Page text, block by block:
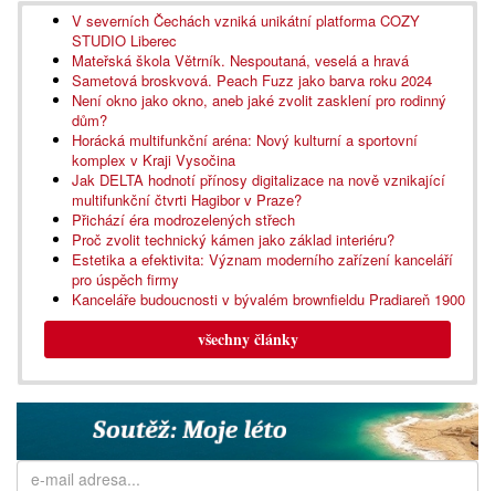
V severních Čechách vzniká unikátní platforma COZY
STUDIO Liberec
Mateřská škola Větrník. Nespoutaná, veselá a hravá
Sametová broskvová. Peach Fuzz jako barva roku 2024
Není okno jako okno, aneb jaké zvolit zasklení pro rodinný
dům?
Horácká multifunkční aréna: Nový kulturní a sportovní
komplex v Kraji Vysočina
Jak DELTA hodnotí přínosy digitalizace na nově vznikající
multifunkční čtvrti Hagibor v Praze?
Přichází éra modrozelených střech
Proč zvolit technický kámen jako základ interiéru?
Estetika a efektivita: Význam moderního zařízení kanceláří
pro úspěch firmy
Kanceláře budoucnosti v bývalém brownfieldu Pradiareň 1900
všechny články